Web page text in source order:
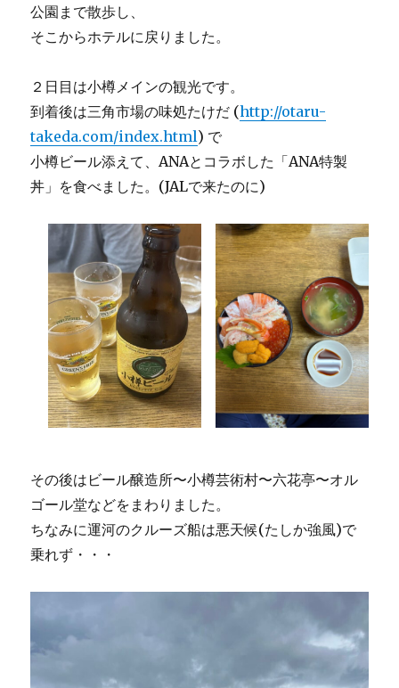
公園まで散歩し、
そこからホテルに戻りました。
２日目は小樽メインの観光です。
到着後は三角市場の味処たけだ (http://otaru-
takeda.com/index.html) で
小樽ビール添えて、ANAとコラボした「ANA特製
丼」を食べました。(JALで来たのに)
その後はビール醸造所〜小樽芸術村〜六花亭〜オル
ゴール堂などをまわりました。
ちなみに運河のクルーズ船は悪天候(たしか強風)で
乗れず・・・